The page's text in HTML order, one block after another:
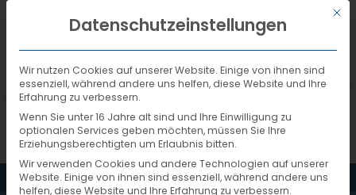
DEUTSCH
MENÜ
Mit
Datenschutzeinstellungen
Wir nutzen Cookies auf unserer Website. Einige von ihnen sind
essenziell, während andere uns helfen, diese Website und Ihre
Erfahrung zu verbessern.
Wenn Sie unter 16 Jahre alt sind und Ihre Einwilligung zu
optionalen Services geben möchten, müssen Sie Ihre
Erziehungsberechtigten um Erlaubnis bitten.
Wir verwenden Cookies und andere Technologien auf unserer
Website. Einige von ihnen sind essenziell, während andere uns
helfen, diese Website und Ihre Erfahrung zu verbessern.